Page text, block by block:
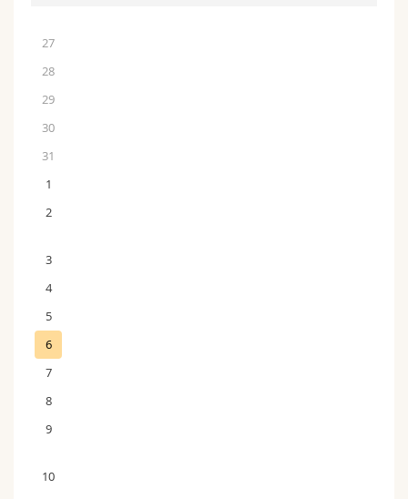
27
28
29
30
31
1
2
3
4
5
6
7
8
9
10